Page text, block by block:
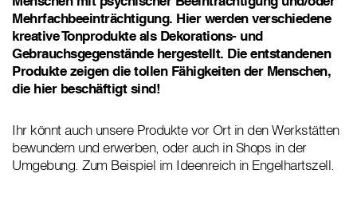
Mehrfachbeeinträchtigung. Hier werden verschiedene
kreative Tonprodukte als Dekorations- und
Gebrauchsgegenstände hergestellt. Die entstandenen
Produkte zeigen die tollen Fähigkeiten der Menschen,
die hier beschäftigt sind!
Ihr könnt auch unsere Produkte vor Ort in den Werkstätten
bewundern und erwerben, oder auch in Shops in der
Umgebung. Zum Beispiel im Ideenreich in Engelhartszell.